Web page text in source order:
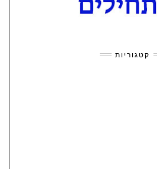
קטגוריות